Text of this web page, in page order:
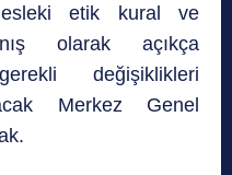
etik kural ve
olarak açıkça
değişiklikleri
Merkez Genel